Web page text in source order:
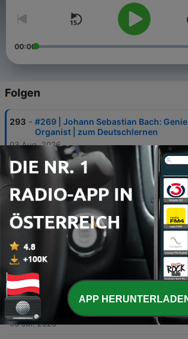
00:00
Folgen
293 - #269 | Johann Sebastian Bach:
Organist | zum Deutschlernen
03 Aug. 2026
292 - 268 - Verben mit „bringen": so viele
Bedeutungen (B2/C1)
27 Jul. 2026
291 - #267 -So verwendest du die Verben
(B2/C1)
290 - #266 - Wiederholung einiger
letzten zwei Episoden.
13 Jul. 2026
289 - #265 - Voltaire: Dichter, Denker,
06 Jul. 2026
APP